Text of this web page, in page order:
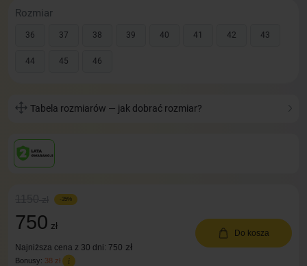
Rozmiar
36 37 38 39 40 41 42 43
44 45 46
Tabela rozmiarów — jak dobrać rozmiar?
-35%
750 zł
Najniższa cena z 30 dni: 750 zł
Bonusy: 38 zł
Do kosza